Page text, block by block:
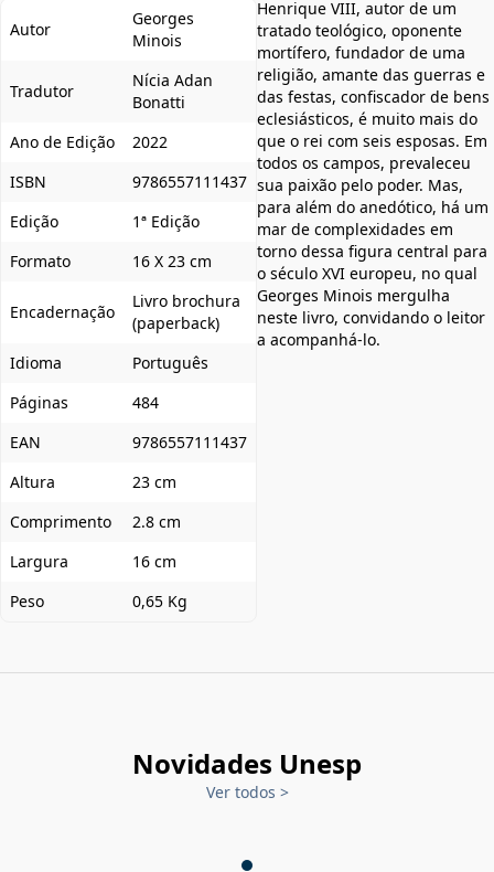
Autor
Georges
Minois
Tradutor
Nícia Adan
Bonatti
Ano de Edição
2022
ISBN
9786557111437
Edição
1ª Edição
Formato
16 X 23 cm
Encadernação
Livro brochura
(paperback)
Idioma
Português
Páginas
484
EAN
9786557111437
Altura
23 cm
Comprimento
2.8 cm
Largura
16 cm
Peso
0,65 Kg
Henrique VIII, autor de um
tratado teológico, oponente
mortífero, fundador de uma
religião, amante das guerras e
das festas, confiscador de bens
eclesiásticos, é muito mais do
que o rei com seis esposas. Em
todos os campos, prevaleceu
sua paixão pelo poder. Mas,
para além do anedótico, há um
mar de complexidades em
torno dessa figura central para
o século XVI europeu, no qual
Georges Minois mergulha
neste livro, convidando o leitor
a acompanhá-lo.
Novidades Unesp
Ver todos >